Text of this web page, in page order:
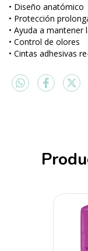
• Diseño anatómico
• Protección
• Ayuda a mantener
• Control de olores
• Cintas adhesivas